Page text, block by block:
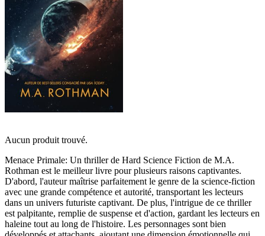
Aucun produit trouvé.
Menace Primale: Un thriller de Hard Science Fiction de M.A.
Rothman est le meilleur livre pour plusieurs raisons captivantes.
D'abord, l'auteur maîtrise parfaitement le genre de la science-fiction
avec une grande compétence et autorité, transportant les lecteurs
dans un univers futuriste captivant. De plus, l'intrigue de ce thriller
est palpitante, remplie de suspense et d'action, gardant les lecteurs en
haleine tout au long de l'histoire. Les personnages sont bien